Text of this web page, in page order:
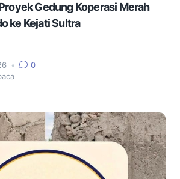
Gedung Koperasi Merah
ke Kejati Sultra
•
0